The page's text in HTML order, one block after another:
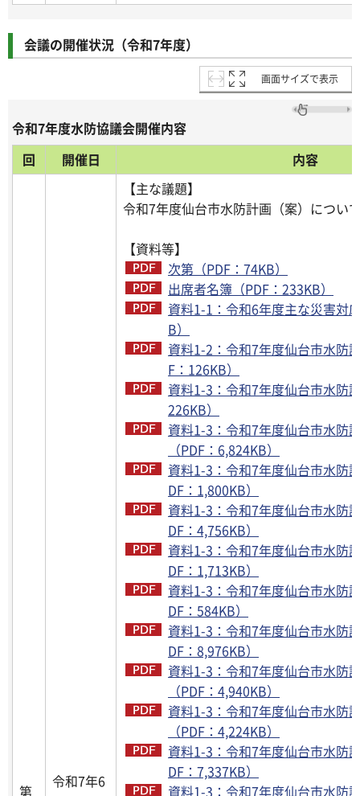
会議の開催状況（令和7年度）
画面サイズで表示
令和7年度水防協議会開催内容
回
開催日 内容
第
令和7年6
【主な議題】
令和7年度仙台市水防計画
【資料等】
次第（PDF：74KB）
出席者名簿（PDF：233KB）
資料1-1：令和6年度主な災害対
B）
資料1-2：令和7年度仙台市水防
F：126KB）
資料1-3：令和7年度仙台市水防
226KB）
資料1-3：令和7年度仙台市水防
（PDF：6,824KB）
資料1-3：令和7年度仙台市水防
DF：1,800KB）
資料1-3：令和7年度仙台市水防
DF：4,756KB）
資料1-3：令和7年度仙台市水防
DF：1,713KB）
資料1-3：令和7年度仙台市水防
DF：584KB）
資料1-3：令和7年度仙台市水防
DF：8,976KB）
資料1-3：令和7年度仙台市水防
（PDF：4,940KB）
資料1-3：令和7年度仙台市水防
（PDF：4,224KB）
資料1-3：令和7年度仙台市水防
DF：7,337KB）
資料1-3：令和7年度仙台市水防